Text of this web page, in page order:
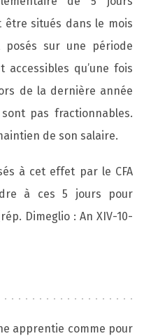
être situés dans le mois
sur une période
qu’une fois
de la dernière année
pas fractionnables.
de son salaire.
à cet effet par le CFA
à ces 5 jours pour
Dimeglio : An XIV-10-
apprentie comme pour